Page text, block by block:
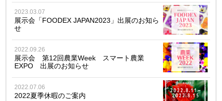
2023.03.07
展示会「FOODEX JAPAN2023」出展のお知ら
せ
2022.09.26
展示会 第12回農業Week スマート農業
EXPO 出展のお知らせ
2022.07.06
2022夏季休暇のご案内